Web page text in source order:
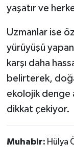
yaşatır ve
Uzmanlar ise
yürüyüşü
karşı daha
belirterek,
ekolojik denge
dikkat çekiyor.
Muhabir: Hülya